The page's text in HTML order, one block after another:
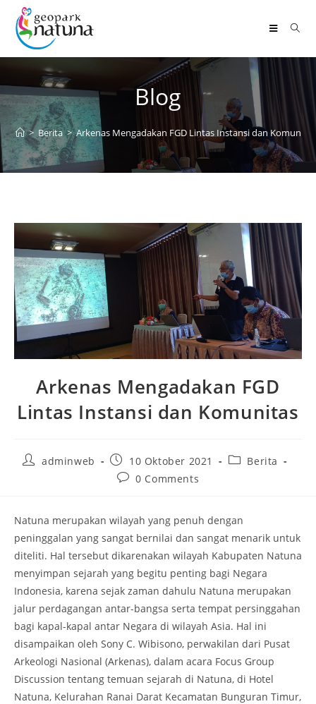
Blog
> Berita > Arkenas Mengadakan FGD Lintas Instansi dan Komunitas
Arkenas Mengadakan FGD
Lintas Instansi dan Komunitas
adminweb 10 Oktober 2021
Berita
0 Comments
Natuna merupakan wilayah yang penuh dengan
peninggalan yang sangat bernilai dan sangat menarik untuk
diteliti. Hal tersebut dikarenakan wilayah Kabupaten Natuna
menyimpan sejarah yang begitu penting bagi Negara
Indonesia, karena sejak zaman dahulu Natuna merupakan
jalur perdagangan antar-bangsa serta tempat persinggahan
bagi kapal-kapal antar Negara di wilayah Asia. Hal ini
disampaikan oleh Sony C. Wibisono, perwakilan dari Pusat
Arkeologi Nasional (Arkenas), dalam acara Focus Group
Discussion tentang temuan sejarah di Natuna, di Hotel
Natuna, Kelurahan Ranai Darat Kecamatan Bunguran Timur,